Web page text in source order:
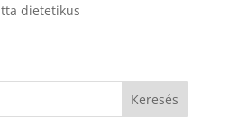
dietetikus